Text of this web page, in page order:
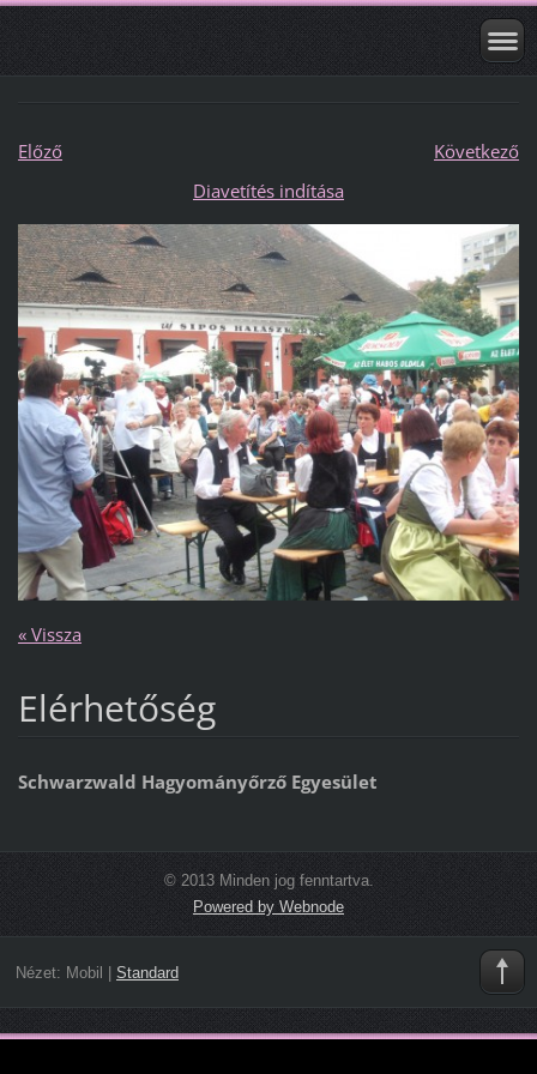
Előző
Következő
Diavetítés indítása
« Vissza
Elérhetőség
Schwarzwald Hagyományőrző Egyesület
© 2013 Minden jog fenntartva.
Powered by Webnode
Nézet: Mobil Standard